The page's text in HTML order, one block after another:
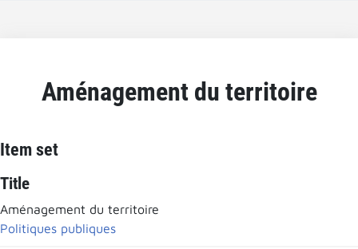
Aménagement du territoire
Item set
Title
Aménagement du territoire
Politiques publiques